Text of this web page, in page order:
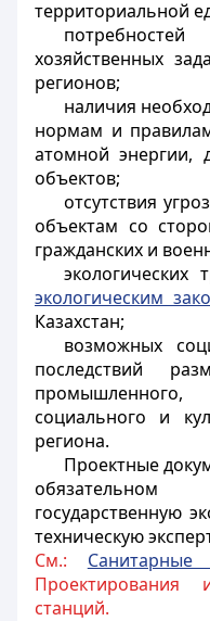
территориальной
хозяйственных
регионов;
наличия
нормам и
атомной энергии,
объектов;
отсутствия
объектам со
гражданских и
экологических
экологическим
Казахстан;
возможных
последствий
промышленного,
социального и
региона.
Проектные
государственную
техническую
См.: Санитарные
Проектирования
станций.